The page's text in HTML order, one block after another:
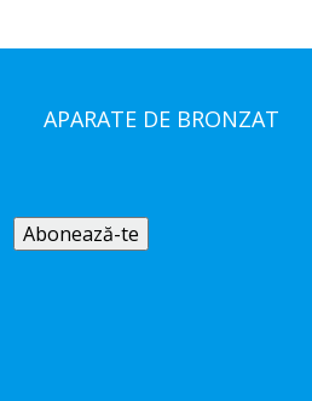
APARATE DE BRONZAT